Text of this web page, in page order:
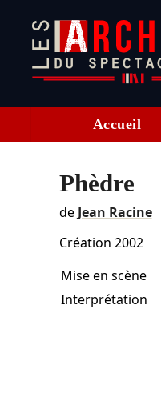
Accueil
Phèdre
de Jean Racine
Création 2002
Mise en scène
Interprétation